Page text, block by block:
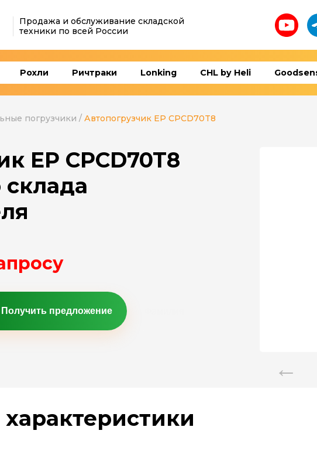
Продажа и обслуживание складской
техники по всей России
Рохли Ричтраки Lonking CHL by Heli
погрузчики / Автопогрузчик EP CPCD70T8
EP CPCD70T8
Получить предложение